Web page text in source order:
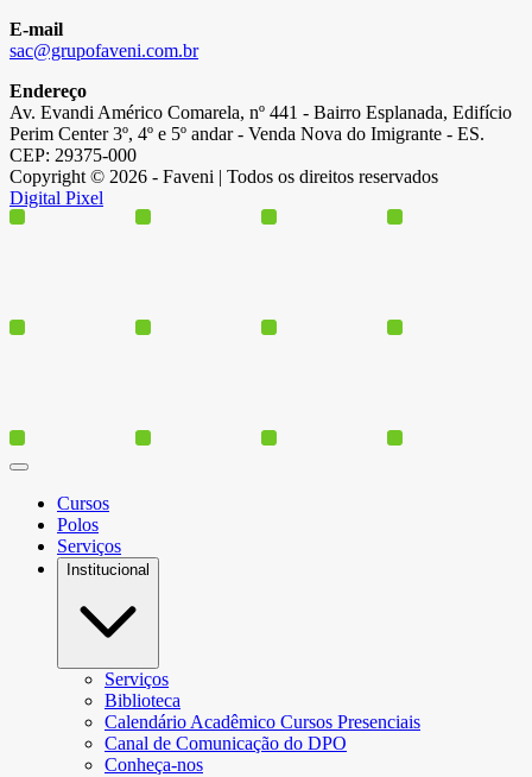
E-mail
sac@grupofaveni.com.br
Endereço
Av. Evandi Américo Comarela, nº 441 - Bairro Esplanada, Edifício
Perim Center 3º, 4º e 5º andar - Venda Nova do Imigrante - ES.
CEP: 29375-000
Copyright © 2026 - Faveni | Todos os direitos reservados
Digital Pixel
Cursos
Polos
Serviços
Institucional
Serviços
Biblioteca
Calendário Acadêmico Cursos Presenciais
Canal de Comunicação do DPO
Conheça-nos